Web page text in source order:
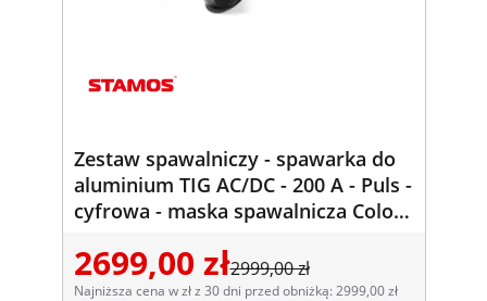
Zestaw spawalniczy - spawarka do
aluminium TIG AC/DC - 200 A - Puls -
cyfrowa - maska spawalnicza Color
2699,00 zł2999,00 zł
Najniższa cena w zł z 30 dni przed obniżką: 2999,00 zł